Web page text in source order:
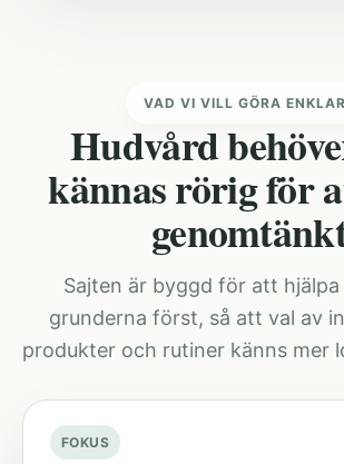
VAD VI VILL GÖRA
Hudvård
kännas rörig för
Sajten är byggd för att
grunderna först, så att val av
produkter och rutiner känns mer
FOKUS